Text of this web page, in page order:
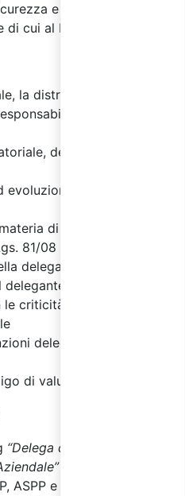
e Modelli
cui al D. Lgs. 231/01.
la distribuzione degli
per colpa di
delega di fatto e
dell’istituto,
di salute e sicurezza
81/08
delega
criticità dei contenuti
delegate assolvendo
di valutazione dei rischi
“Delega di Funzione: Come
ASPP e Dirigenti.